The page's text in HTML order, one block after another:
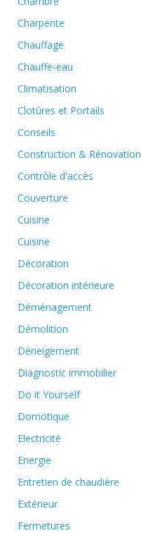
Charpente
Chauffage
Chauffe-eau
Climatisation
Clotûres et Portails
Conseils
Construction & Rénovation
Contrôle d'accès
Couverture
Cuisine
Cuisine
Décoration
Décoration intérieure
Déménagement
Démolition
Déneigement
Diagnostic immobilier
Do it Yourself
Domotique
Electricité
Energie
Entretien de chaudière
Extérieur
Fermetures